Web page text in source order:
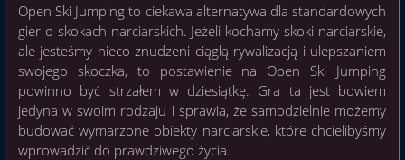
Open Ski Jumping to ciekawa alternatywa dla standardowych
gier o skokach narciarskich. Jeżeli kochamy skoki narciarskie,
ale jesteśmy nieco znudzeni ciągłą rywalizacją i ulepszaniem
swojego skoczka, to postawienie na Open Ski Jumping
powinno być strzałem w dziesiątkę. Gra ta jest bowiem
jedyna w swoim rodzaju i sprawia, że samodzielnie możemy
budować wymarzone obiekty narciarskie, które chcielibyśmy
wprowadzić do prawdziwego życia.